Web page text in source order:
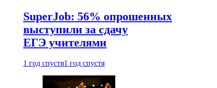
SuperJob: 56% опрошенных
выступили за сдачу
ЕГЭ учителями
1 год спустя1 год спустя